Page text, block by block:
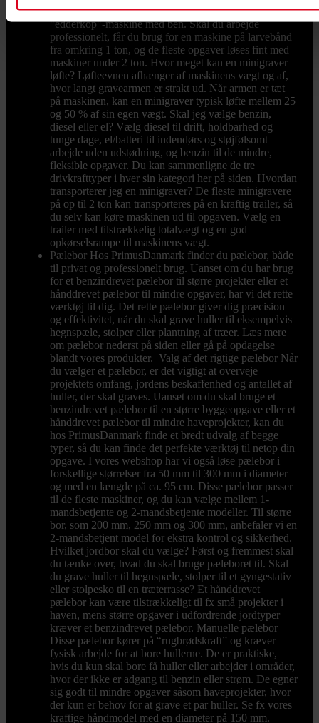
du klare dig med en lille model – eventuelt en kompakt
"edderkop"-maskine med ben. Skal du arbejde
professionelt, får du brug for en maskine på larvebånd
fra omkring 1 ton, og de fleste opgaver løses fint med
maskiner under 2 ton. Hvor meget kan en minigraver
løfte? Løfteevnen afhænger af maskinens vægt og af,
hvor langt gravearmen er strakt ud. Når armen er tæt
på maskinen, kan en minigraver typisk løfte mellem 25
og 50 % af sin egen vægt. Skal jeg vælge benzin,
diesel eller el? Vælg diesel til drift, holdbarhed og
tunge dage, el/batteri til indendørs og støjfølsomt
arbejde uden udstødning, og benzin til de mindre,
fleksible opgaver. Du kan sammenligne de tre
drivkrafttyper i hver sin kategori her på siden. Hvordan
transporterer jeg en minigraver? De fleste minigravere
på op til 2 ton kan transporteres på en kraftig trailer, så
du selv kan køre maskinen ud til opgaven. Vælg en
trailer med tilstrækkelig totalvægt og en god
opkørselsrampe til maskinens vægt.
Pælebor Hos PrimusDanmark finder du pælebor, både
til privat og professionelt brug. Uanset om du har brug
for et benzindrevet pælebor til større projekter eller et
hånddrevet pælebor til mindre opgaver, har vi det rette
værktøj til dig. Det rette pælebor giver dig præcision
og effektivitet, når du skal grave huller til eksempelvis
hegnspæle, stolper eller plantning af træer. Læs mere
om pælebor nederst på siden eller gå på opdagelse
blandt vores produkter. Valg af det rigtige pælebor Når
du vælger et pælebor, er det vigtigt at overveje
projektets omfang, jordens beskaffenhed og antallet af
huller, der skal graves. Uanset om du skal bruge et
benzindrevet pælebor til en større byggeopgave eller et
hånddrevet pælebor til mindre haveprojekter, kan du
hos PrimusDanmark finde et bredt udvalg af begge
typer, så du kan finde det perfekte værktøj til netop din
opgave. I vores webshop har vi også løse pælebor i
forskellige størrelser fra 50 mm til 300 mm i diameter
og med en længde på ca. 95 cm. Disse pælebor passer
til de fleste maskiner, og du kan vælge mellem 1-
mandsbetjente og 2-mandsbetjente modeller. Til større
bor, som 200 mm, 250 mm og 300 mm, anbefaler vi en
2-mandsbetjent model for ekstra kontrol og sikkerhed.
Hvilket jordbor skal du vælge? Først og fremmest skal
du tænke over, hvad du skal bruge pæleboret til. Skal
du grave huller til hegnspæle, stolper til et gyngestativ
eller stolpesko til en træterrasse? Et hånddrevet
pælebor kan være tilstrækkeligt til fx små projekter i
haven, mens større opgaver i udfordrende jordtyper
kræver et benzindrevet pælebor. Manuelle pælebor
Disse pælebor kører på “rugbrødskraft” og kræver
fysisk arbejde for at bore hullerne. De er praktiske,
hvis du kun skal bore få huller eller arbejder i områder,
hvor der ikke er adgang til benzin eller strøm. De egner
sig godt til mindre opgaver såsom haveprojekter, hvor
der kun er behov for at grave et par huller. Se fx vores
kraftige håndmodel med en diameter på 150 mm.